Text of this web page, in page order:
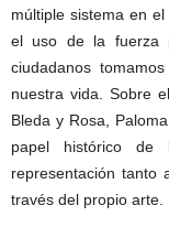
múltiple sistema en
el uso de la fuerza
ciudadanos
nuestra vida. Sobre
Bleda y Rosa,
papel histórico
representación tanto
través del propio arte.